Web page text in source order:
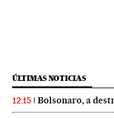
ÚLTIMAS NOTICIAS
12:15 Bolsonaro, a